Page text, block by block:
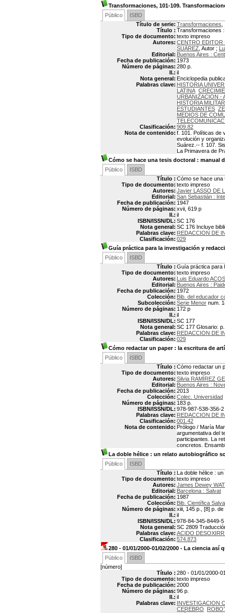
Transformaciones, 101-109.
Público
ISBD
Título de serie: Transformaciones
Título : Transformaciones
Tipo de documento: texto impreso
Autores: CENTRO EDITOR
SUÁREZ , Autor ;
Editorial: Buenos Aires :
Fecha de publicación: 1973
Número de páginas: 280 p.
Il.: il
Nota general: Enciclopedia
Palabras clave: HISTORIA
LATINA
URBANIZACION -
HISTORIA
ESTUDIANTES
MEDIOS DE
Clasificación: 909.82
Nota de contenido: f. 101. Políticas de
evolución y
Suárez.-- f. 107.
La Primavera de
Cómo se hace una tesis doctoral : manual
Público
ISBD
Título : Cómo se hace una
Tipo de documento: texto impreso
Autores: Javier LASSO DE
Editorial: San Sebastián :
Fecha de publicación: 1947
Número de páginas: xvii, 619 p
Il.: il
ISBN/ISSN/DL: SC 176
Nota general: SC 176 Incluye
Palabras clave: REDACCION DE
Clasificación: 029
Guía práctica para la investigación y
Público
ISBD
Título : Guía práctica para
Tipo de documento: texto impreso
Autores: Luis Eduardo
Editorial: Buenos Aires :
Fecha de publicación: 1972
Colección: Bib. del educador
Subcolección: Serie Menor num.
Número de páginas: 172 p
Il.: il
ISBN/ISSN/DL: SC 177
Nota general: SC 177 Glosario:
Palabras clave: REDACCION DE
Clasificación: 029
Cómo redactar un paper: la escritura de
Público
ISBD
Título : Cómo redactar un
Tipo de documento: texto impreso
Autores: Silvia RAMÍREZ
Editorial: Buenos Aires :
Fecha de publicación: 2013
Colección: Colec. Universidad
Número de páginas: 183 p.
ISBN/ISSN/DL: 978-987-538-356-2
Palabras clave: REDACCION DE
Clasificación: 001.42
Nota de contenido: Prólogo / María
argumentativa del
participantes. La
concretos.
La doble hélice : un relato autobiográfico
Público
ISBD
Título : La doble hélice :
Tipo de documento: texto impreso
Autores: James Dewey
Editorial: Barcelona : Salvat
Fecha de publicación: 1987
Colección: Bib. Científica
Número de páginas: xiii, 145 p., [8] p. de
Il.: il
ISBN/ISSN/DL: 978-84-345-8449-5
Nota general: SC 2809
Palabras clave: ACIDO
Clasificación: 574.873
280 - 01/01/2000-01/02/2000 - La ciencia así
Público
ISBD
[número]
Título : 280 - 01/01/2000-
Tipo de documento: texto impreso
Fecha de publicación: 2000
Número de páginas: 96 p.
Il.: il
Palabras clave: INVESTIGACION
CEREBRO